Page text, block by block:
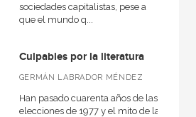
sociedades capitalistas, pese a
que el mundo q...
Culpables por la literatura
GERMÁN LABRADOR MÉNDEZ
Han pasado cuarenta años de las
elecciones de 1977 y el mito de la